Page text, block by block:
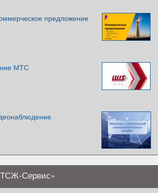
предложение
МТС
Сервис»